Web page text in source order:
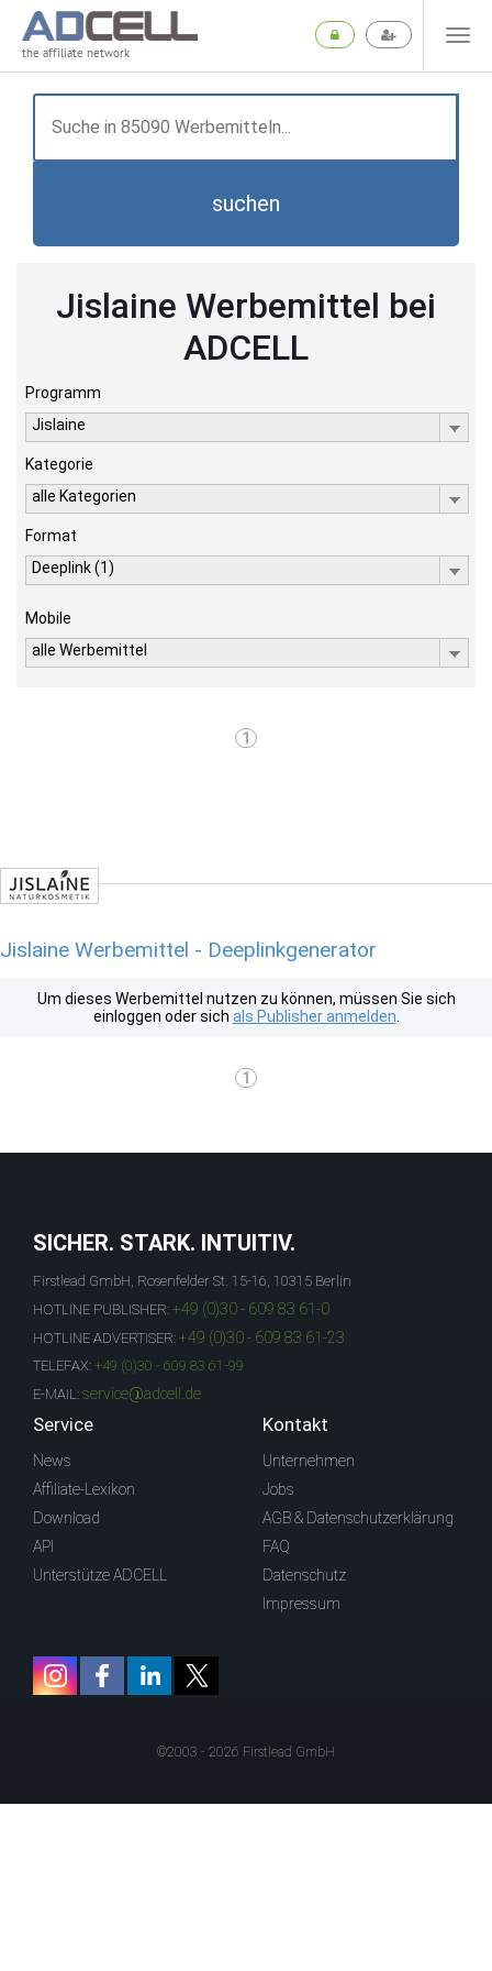
the affiliate network
suchen
Jislaine Werbemittel bei
ADCELL
Programm
Jislaine
Kategorie
alle Kategorien
Format
Deeplink (1)
Mobile
alle Werbemittel
1
Jislaine Werbemittel - Deeplinkgenerator
Um dieses Werbemittel nutzen zu können, müssen Sie sich
einloggen oder sich als Publisher anmelden
1
SICHER. STARK. INTUITIV.
Firstlead GmbH, Rosenfelder St. 15-16, 10315 Berlin
HOTLINE PUBLISHER: +49 (0)30 - 609 83 61-0
HOTLINE ADVERTISER: +49 (0)30 - 609 83 61-23
TELEFAX: +49 (0)30 - 609 83 61-99
E-MAIL: service@adcell.de
Service
News
Affiliate-Lexikon
Download
API
Unterstütze ADCELL
Kontakt
Unternehmen
Jobs
AGB & Datenschutzerklärung
FAQ
Datenschutz
Impressum
©2003 - 2026 Firstlead GmbH